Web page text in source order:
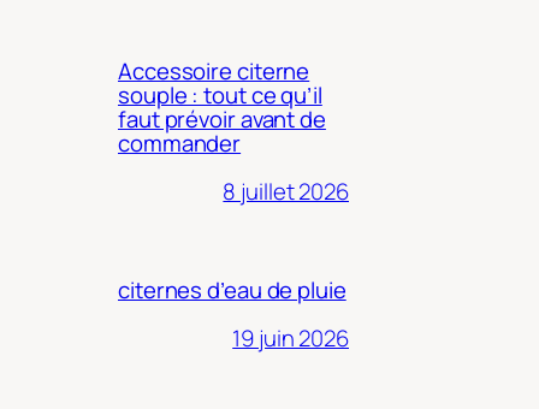
Accessoire citerne
souple : tout ce qu’il
faut prévoir avant de
commander
8 juillet 2026
citernes d’eau de pluie
19 juin 2026